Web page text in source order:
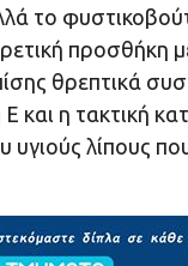
το
θρεπτικά
και η τακτική
λίπους